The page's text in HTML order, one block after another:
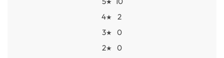
★
4★
2
3★
0
2★
0